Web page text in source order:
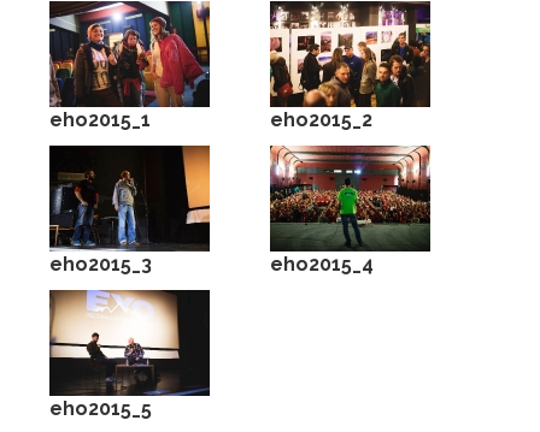
eho2015_1 eho2015_2
eho2015_3 eho2015_4
eho2015_5